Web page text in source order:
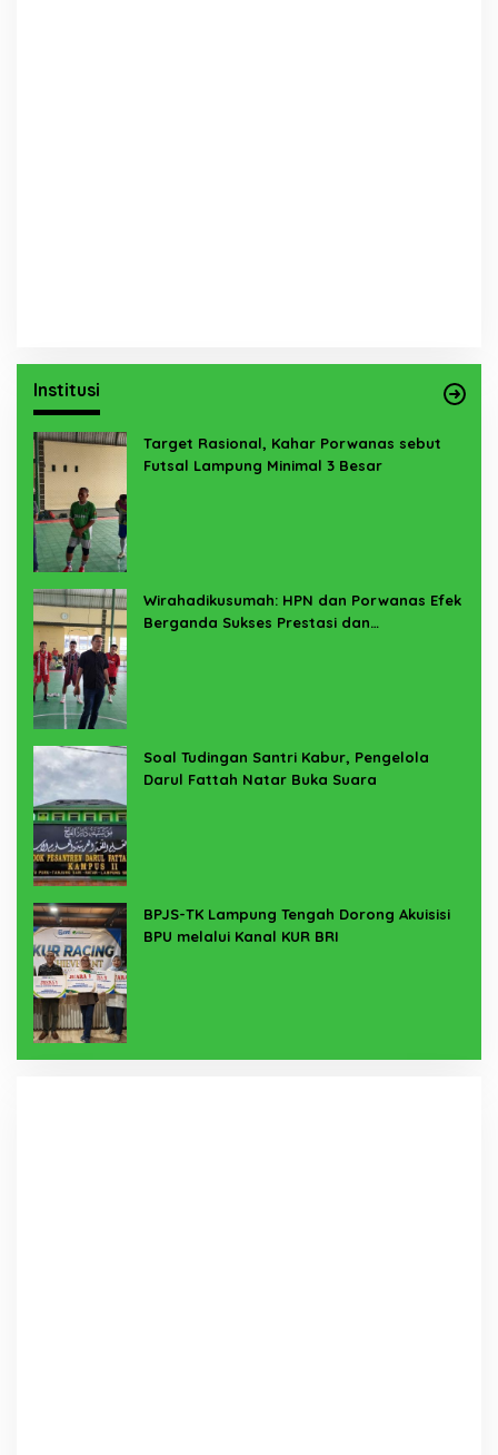
Institusi
Target Rasional, Kahar Porwanas sebut
Futsal Lampung Minimal 3 Besar
Wirahadikusumah: HPN dan Porwanas Efek
Berganda Sukses Prestasi dan
Soal Tudingan Santri Kabur, Pengelola
Darul Fattah Natar Buka Suara
BPJS-TK Lampung Tengah Dorong Akuisisi
BPU melalui Kanal KUR BRI